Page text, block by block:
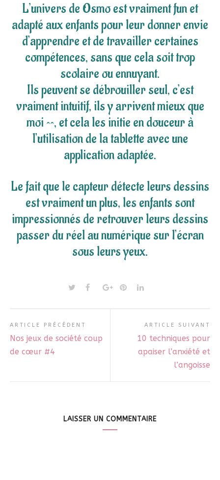
L’univers de Osmo est vraiment fun et
adapté aux enfants pour leur donner envie
d’apprendre et de travailler certaines
compétences, sans que cela soit trop
scolaire ou ennuyant.
Ils peuvent se débrouiller seul, c’est
vraiment intuitif, ils y arrivent mieux que
moi ^^, et cela les initie en douceur à
l’utilisation de la tablette avec une
application adaptée.
Le fait que le capteur détecte leurs dessins
est vraiment un plus, les enfants sont
impressionnés de retrouver leurs dessins
passer du réel au numérique sur l’écran
sous leurs yeux.
ARTICLE PRÉCÉDENT
Nos jeux de société coup
de cœur #4
ARTICLE SUIVANT
10 techniques pour
apaiser l’anxiété et
l’angoisse
LAISSER UN COMMENTAIRE